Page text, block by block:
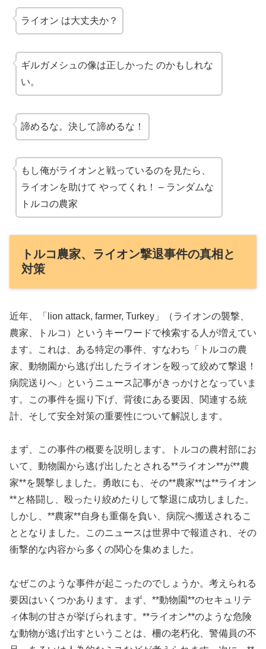
ライオン は大丈夫か？
ギルガメシュの像は正しかった のかもしれな
い。
諦めるな。決して諦めるな！
もし俺がライオンと戦っているのを見たら、
ライオンを助けて やってくれ！ – ランダムな
トルコの農家
トルコ農家、ライオン撃退事件の真相と
対策
近年、「lion attack, farmer, Turkey」（ライオンの襲撃、
農家、トルコ）というキーワードで検索する人が増えてい
ます。これは、ある特定の事件、すなわち「トルコの農
家、動物園から逃げ出したライオンを殴って絞めて撃退！
病院送りへ」というニュース記事がきっかけとなっていま
す。この事件を掘り下げ、背後にある要因、関連する統
計、そして安全対策の重要性について解説します。
まず、この事件の概要を説明します。トルコの農村部にお
いて、動物園から逃げ出したとされる**ライオン**が**農
家**を襲撃しました。勇敢にも、その**農家**は**ライオン
**と格闘し、殴ったり絞めたりして撃退に成功しました。
しかし、**農家**自身も重傷を負い、病院へ搬送されるこ
ととなりました。このニュースは世界中で報道され、その
衝撃的な内容から多くの関心を集めました。
なぜこのような事件が起こったのでしょうか。考えられる
要因はいくつかあります。まず、**動物園**のセキュリテ
ィ体制の甘さが挙げられます。**ライオン**のような危険
な動物が逃げ出すということは、柵の老朽化、警備員の不